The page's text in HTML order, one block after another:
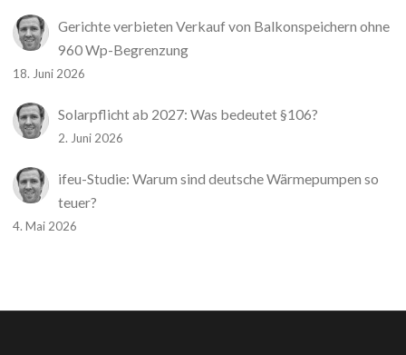
Gerichte verbieten Verkauf von Balkonspeichern ohne
960 Wp-Begrenzung
18. Juni 2026
Solarpflicht ab 2027: Was bedeutet §106?
2. Juni 2026
ifeu-Studie: Warum sind deutsche Wärmepumpen so
teuer?
4. Mai 2026